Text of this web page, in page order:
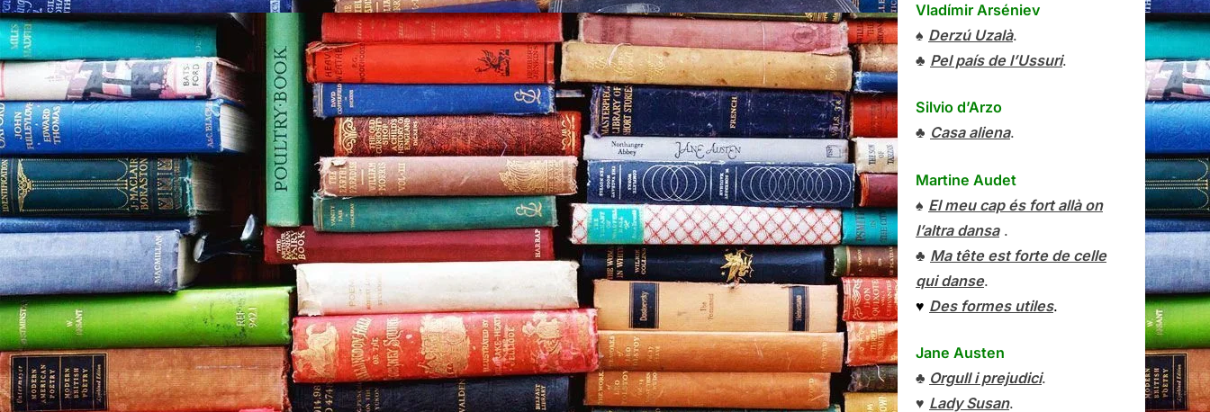
Vladímir Arséniev
♠ Derzú Uzalà.
♣ Pel país de l’Ussuri.
Silvio d’Arzo
♣ Casa aliena.
Martine Audet
♠ El meu cap és fort allà on
l’altra dansa.
♣ Ma tête est forte de celle
qui danse.
♥ Des formes utiles.
Jane Austen
♣ Orgull i prejudici.
♥ Lady Susan.